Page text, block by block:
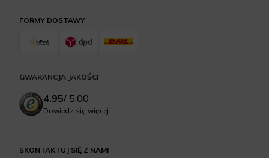
SKONTAKTUJ SIĘ Z NAMI
FORMY DOSTAWY
GWARANCJA JAKOŚCI
4.95/ 5.00
Dowiedz się więcej